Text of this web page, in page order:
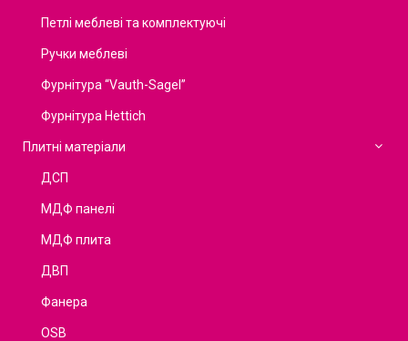
Петлі меблеві та комплектуючі
Ручки меблеві
Фурнітура “Vauth-Sagel”
Фурнітура Hettich
Плитні матеріали
ДСП
МДФ панелі
МДФ плита
ДВП
Фанера
OSB